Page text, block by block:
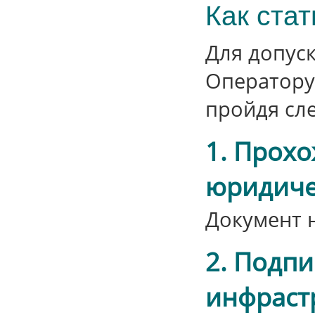
Как
Для
пройдя
1.
Документ
2.